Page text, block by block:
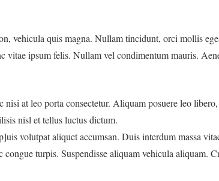
vehicula quis magna. Nullam tincidunt, orci mollis
ipsum felis. Nullam vel condimentum mauris.
at leo porta consectetur. Aliquam posuere leo
nisl et tellus luctus dictum.
volutpat aliquet accumsan. Duis interdum massa
turpis. Suspendisse aliquam vehicula aliquam.